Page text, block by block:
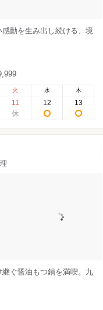
感動を生み出し続ける、境
火
11
水
12
木
13
ぐ醤油もつ鍋を満喫。九